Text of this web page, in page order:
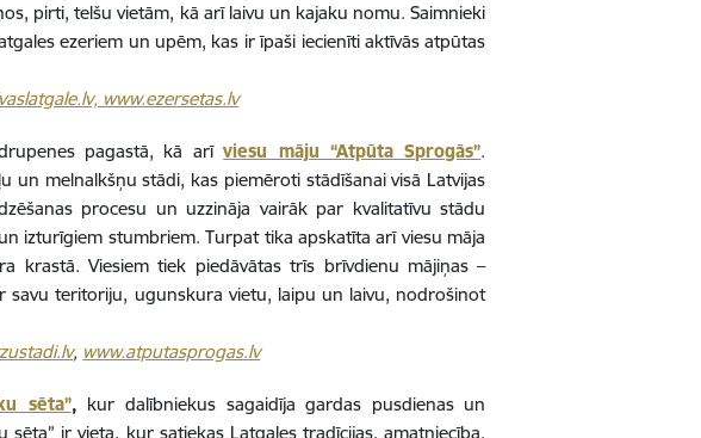
pirti, telšu vietām, kā arī laivu un kajaku nomu. Saimnieki
ezeriem un upēm, kas ir īpaši iecienīti aktīvās atpūtas
www.ezersetas.lv
pagastā, kā arīviesu māju “Atpūta Sprogās”.
un melnalkšņu stādi, kas piemēroti stādīšanai visā Latvijas
procesu un uzzināja vairāk par kvalitatīvu stādu
izturīgiem stumbriem. Turpat tika apskatīta arī viesu māja
krastā. Viesiem tiek piedāvātas trīs brīvdienu mājiņas –
savu teritoriju, ugunskura vietu, laipu un laivu, nodrošinot
, www.atputasprogas.lv
sēta”, kur dalībniekus sagaidīja gardas pusdienas un
ir vieta, kur satiekas Latgales tradīcijas, amatniecība,